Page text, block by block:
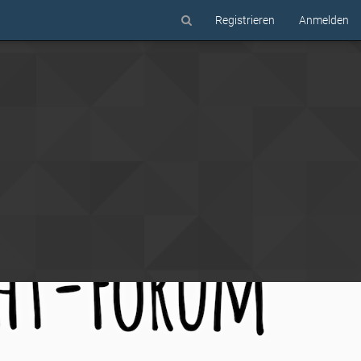
Registrieren Anmelden